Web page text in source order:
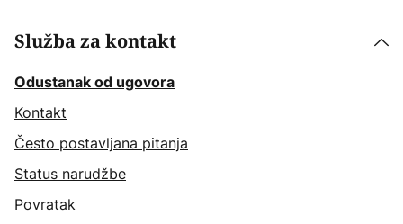
Služba za kontakt
Odustanak od ugovora
Kontakt
Često postavljana pitanja
Status narudžbe
Povratak